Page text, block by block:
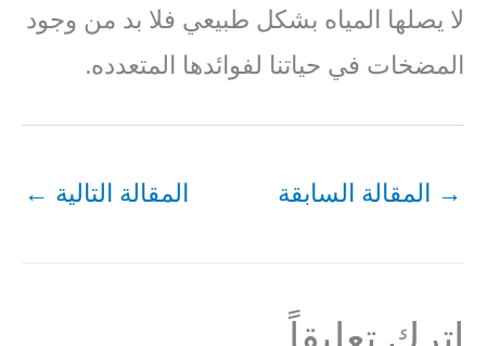
لا يصلها المياه بشكل طبيعي فلا بد من وجود
المضخات في حياتنا لفوائدها المتعدده.
→ المقالة السابقة المقالة التالية ←